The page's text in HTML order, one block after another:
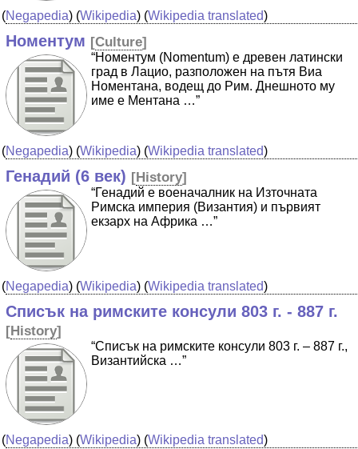
(Negapedia) (Wikipedia) (Wikipedia translated)
Номентум [Culture]
“Номентум (Nomentum) e древен латински
град в Лацио, разположен на пътя Виа
Номентана, водещ до Рим. Днешното му
име е Ментана …”
(Negapedia) (Wikipedia) (Wikipedia translated)
Генадий (6 век) [History]
“Генадий е военачалник на Източната
Римска империя (Византия) и първият
екзарх на Африка …”
(Negapedia) (Wikipedia) (Wikipedia translated)
Списък на римските консули 803 г. - 887 г.
[History]
“Списък на римските консули 803 г. – 887 г.,
Византийска …”
(Negapedia) (Wikipedia) (Wikipedia translated)